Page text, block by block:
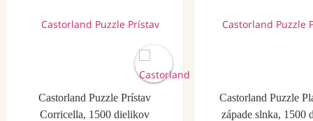
Castorland Puzzle Prístav
Corricella, 1500 dielikov
Castorland Puzzle
západe slnka, 1500